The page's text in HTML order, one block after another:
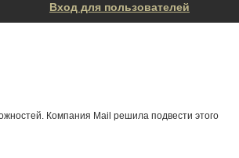
Вход для пользователей
Компания Mail решила подвести этого